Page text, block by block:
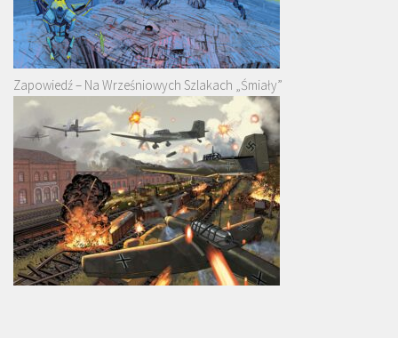
Zapowiedź – Na Wrześniowych Szlakach „Śmiały”